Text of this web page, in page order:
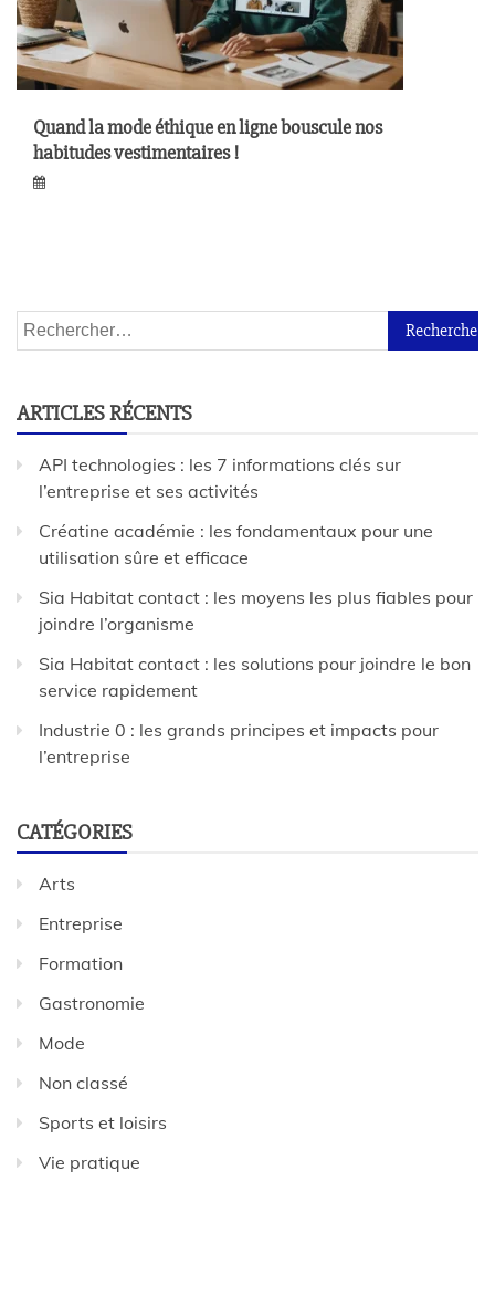
Quand la mode éthique en ligne bouscule nos
habitudes vestimentaires !
ARTICLES RÉCENTS
API technologies : les 7 informations clés sur
l’entreprise et ses activités
Créatine académie : les fondamentaux pour une
utilisation sûre et efficace
Sia Habitat contact : les moyens les plus fiables pour
joindre l’organisme
Sia Habitat contact : les solutions pour joindre le bon
service rapidement
Industrie 0 : les grands principes et impacts pour
l’entreprise
CATÉGORIES
Arts
Entreprise
Formation
Gastronomie
Mode
Non classé
Sports et loisirs
Vie pratique